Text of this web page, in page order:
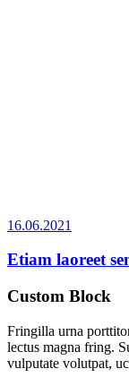
16.06.2021
Etiam laoreet
Custom Block
Fringilla urna
lectus magna fring.
vulputate volutpat,